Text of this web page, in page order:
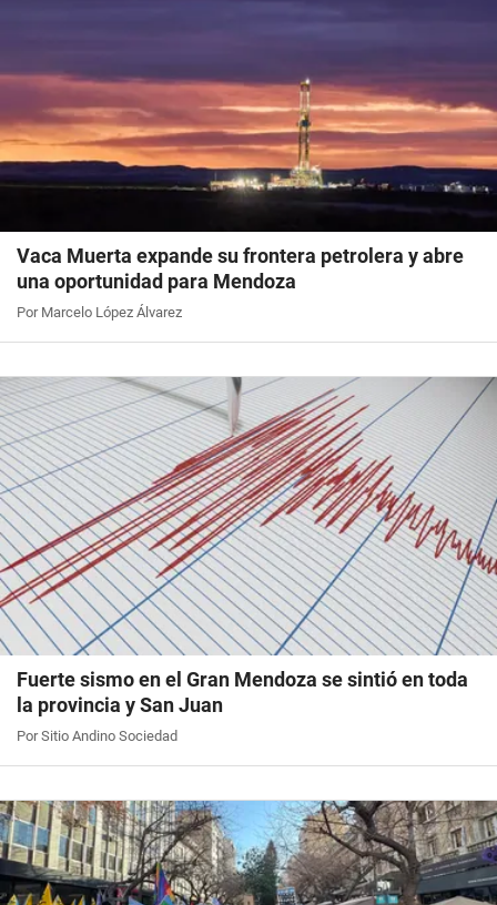
Vaca Muerta expande su frontera petrolera y abre
una oportunidad para Mendoza
Por Marcelo López Álvarez
Fuerte sismo en el Gran Mendoza se sintió en toda
la provincia y San Juan
Por Sitio Andino Sociedad